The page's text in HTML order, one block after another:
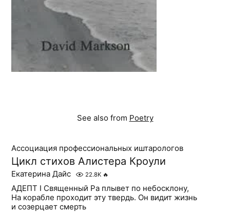
See also from Poetry
Ассоциация профессиональных иштарологов
Цикл стихов Алистера Кроули
Екатерина Дайс 22.8K 🔥
АДЕПТ I Священный Ра плывет по небосклону,
На корабле проходит эту твердь. Он видит жизнь
и созерцает смерть